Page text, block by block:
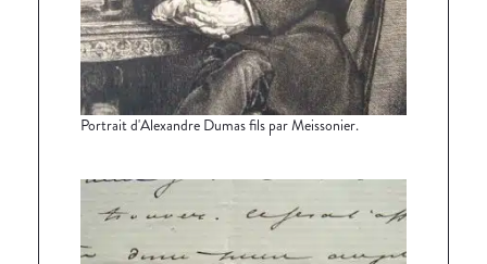
Portrait d'Alexandre Dumas fils par Meissonier.